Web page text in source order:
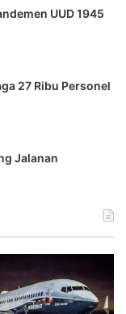
UUD 1945
27 Ribu Personel
Jalanan